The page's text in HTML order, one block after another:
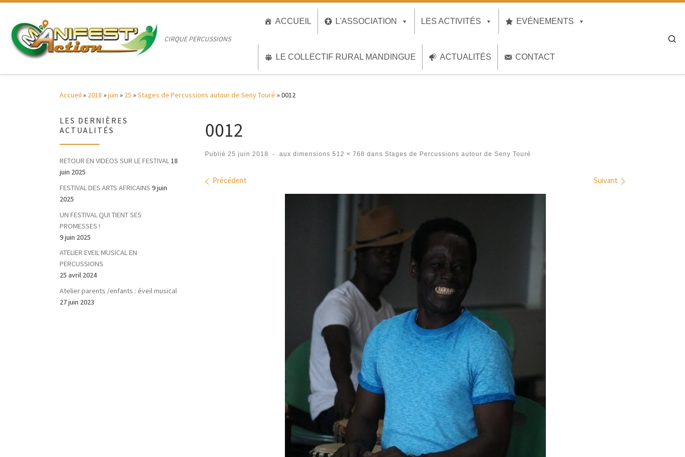
CIRQUE PERCUSSIONS
ACCUEIL L'ASSOCIATION LES ACTIVITÉS EVÉNEMENTS
LE COLLECTIF RURAL MANDINGUE ACTUALITÉS CONTACT
Accueil » 2018 »juin » 25 »Stages de Percussions autour de Seny Touré »0012
0012
Publié 25 juin 2018 - aux dimensions 512 × 768 dans Stages de Percussions autour de Seny Touré
Navigation des images
Précédent Suivant
LES DERNIÈRES
ACTUALITÉS
RETOUR EN VIDEOS SUR LE FESTIVAL18
juin 2025
FESTIVAL DES ARTS AFRICAINS 9 juin
2025
UN FESTIVAL QUI TIENT SES
PROMESSES !
9 juin 2025
ATELIER EVEIL MUSICAL EN
PERCUSSIONS
25 avril 2024
Atelier parents /enfants : éveil musical
27 juin 2023